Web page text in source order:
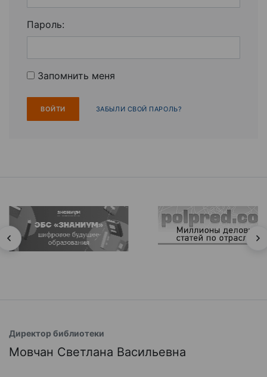
Пароль:
Запомнить меня
ЗАБЫЛИ СВОЙ ПАРОЛЬ?
Директор библиотеки
Мовчан Светлана Васильевна